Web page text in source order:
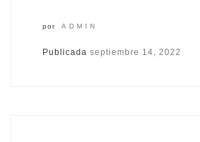
por ADMIN
Publicada septiembre 14, 2022